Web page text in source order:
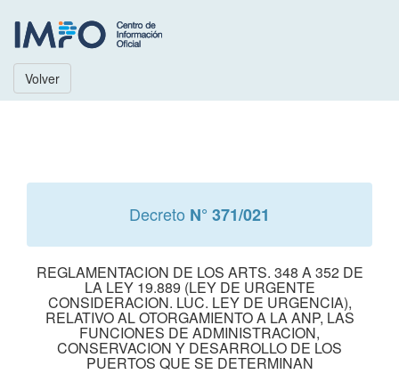
Volver
Decreto N° 371/021
REGLAMENTACION DE LOS ARTS. 348 A 352 DE
LA LEY 19.889 (LEY DE URGENTE
CONSIDERACION. LUC. LEY DE URGENCIA),
RELATIVO AL OTORGAMIENTO A LA ANP, LAS
FUNCIONES DE ADMINISTRACION,
CONSERVACION Y DESARROLLO DE LOS
PUERTOS QUE SE DETERMINAN